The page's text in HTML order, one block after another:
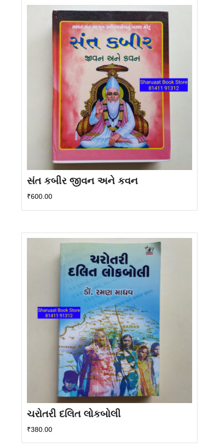
સંત કબીર જીવન અને કવન
₹600.00
ચરોતરી દલિત લોકબોલી
₹380.00